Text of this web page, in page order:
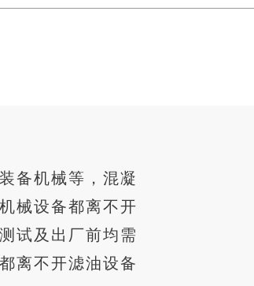
备机械等，混凝
械设备都离不开
试及出厂前均需
离不开滤油设备